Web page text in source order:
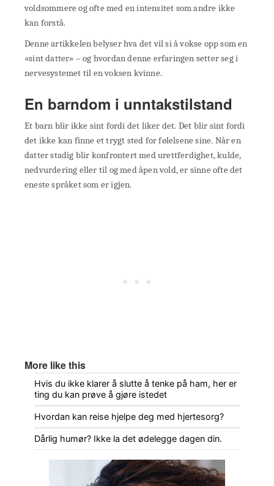
voldsommere og ofte med en intensitet som andre ikke
kan forstå.
Denne artikkelen belyser hva det vil si å vokse opp som en
«sint datter» – og hvordan denne erfaringen setter seg i
nervesystemet til en voksen kvinne.
En barndom i unntakstilstand
Et barn blir ikke sint fordi det liker det. Det blir sint fordi
det ikke kan finne et trygt sted for følelsene sine. Når en
datter stadig blir konfrontert med urettferdighet, kulde,
nedvurdering eller til og med åpen vold, er sinne ofte det
eneste språket som er igjen.
More like this
Hvis du ikke klarer å slutte å tenke på ham, her er
ting du kan prøve å gjøre istedet
Hvordan kan reise hjelpe deg med hjertesorg?
Dårlig humør? Ikke la det ødelegge dagen din.